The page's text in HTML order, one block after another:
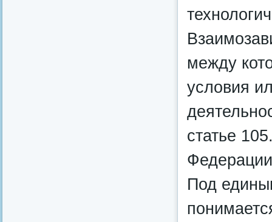
между
условия
статье
Под